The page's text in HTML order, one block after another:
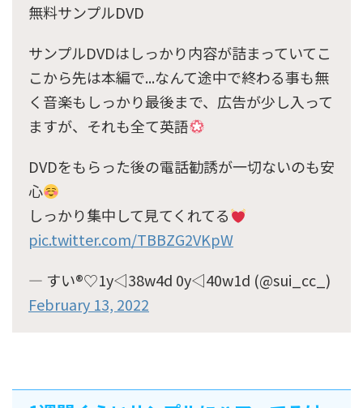
無料サンプルDVD
サンプルDVDはしっかり内容が詰まっていてこ
こから先は本編で...なんて途中で終わる事も無
く音楽もしっかり最後まで、広告が少し入って
ますが、それも全て英語
DVDをもらった後の電話勧誘が一切ないのも安
心
しっかり集中して見てくれてる
pic.twitter.com/TBBZG2VKpW
— すい®︎♡1y◁38w4d 0y◁40w1d (@sui_cc_)
February 13, 2022